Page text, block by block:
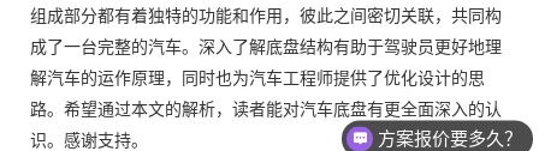
组成部分都有着独特的功能和作用，彼此之间密切关联，共同构
成了一台完整的汽车。深入了解底盘结构有助于驾驶员更好地理
解汽车的运作原理，同时也为汽车工程师提供了优化设计的思
路。希望通过本文的解析，读者能对汽车底盘有更全面深入的认
识。感谢支持。
方案报价要多久？